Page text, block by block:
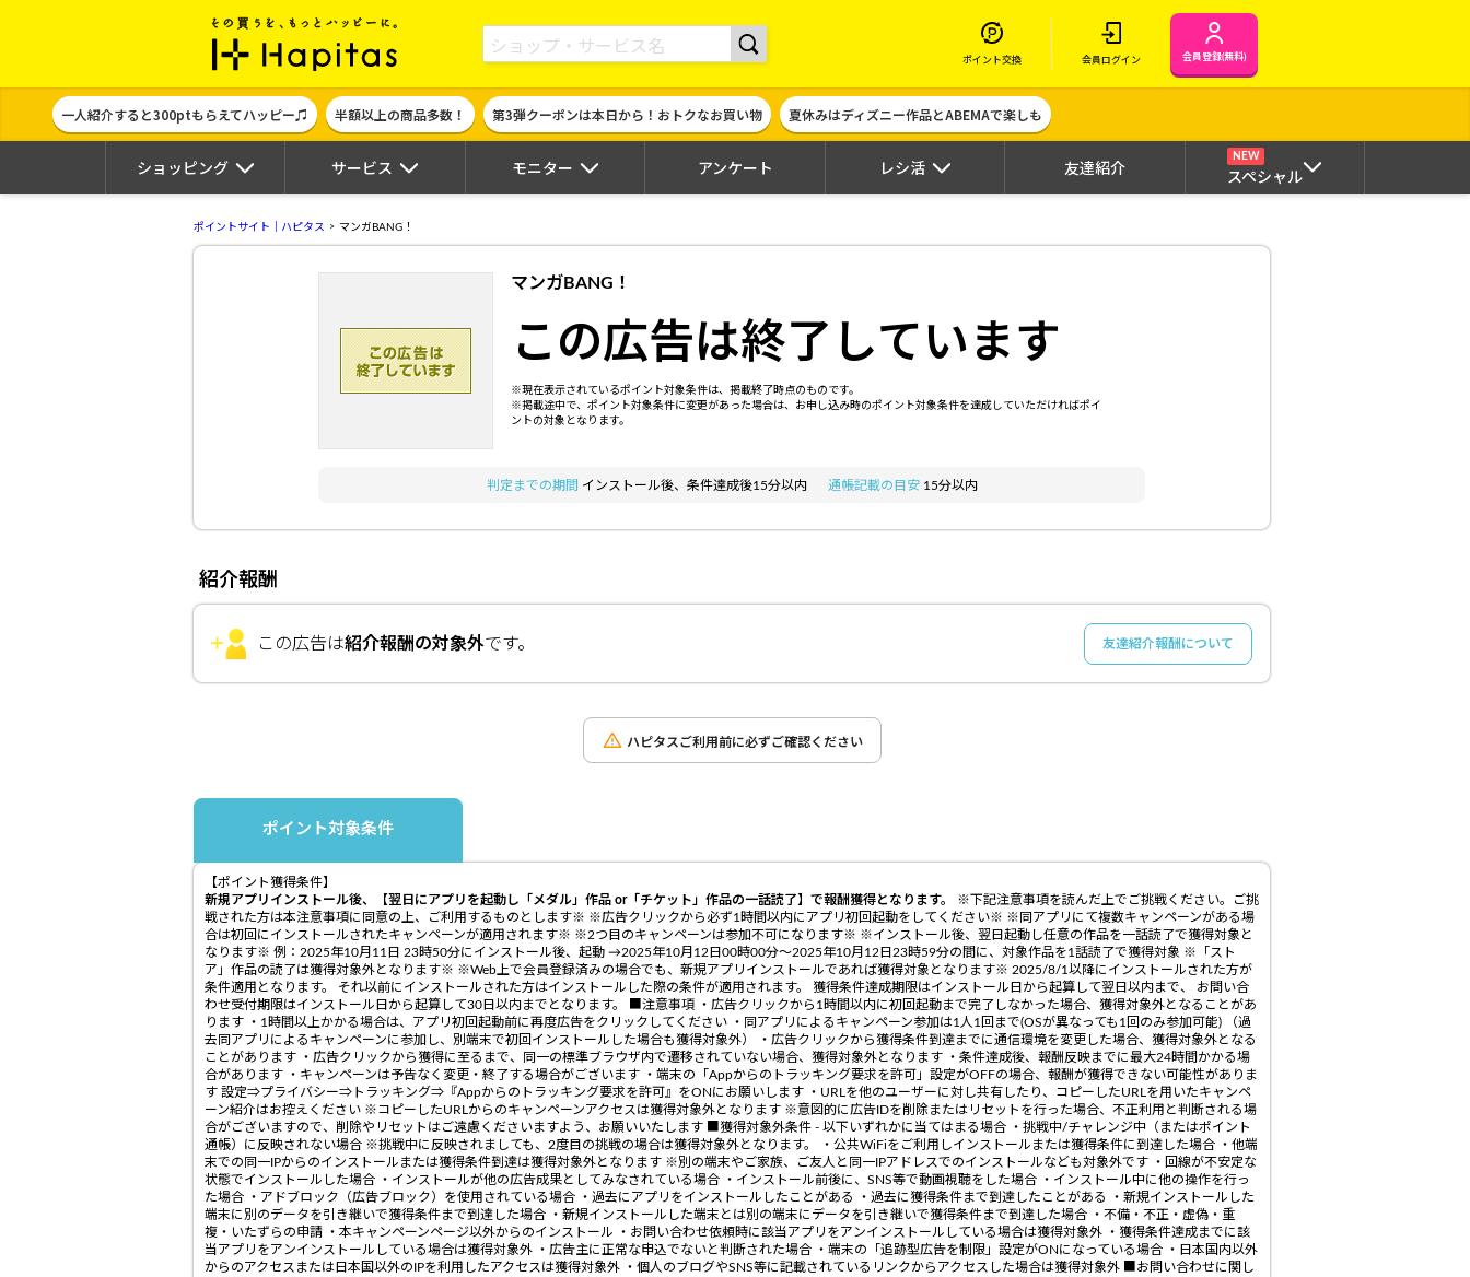
ポイント貯めて現金やギフト券に交換できるポイントサイト | ハピタス
ポイント交換 会員ログイン 会員登録(無料)
一人紹介すると300ptもらえてハッピー♫ 半額以上の商品多数！ 第3弾クーポンは本日から！おトクなお買い物 夏休みはディズニー作品とABEMAで楽しも
ショッピング サービス モニター アンケート レシ活 友達紹介
NEW
スペシャル
ポイントサイト｜ハピタス マンガBANG！
マンガBANG！
この広告は終了しています
※現在表示されているポイント対象条件は、掲載終了時点のものです。
※掲載途中で、ポイント対象条件に変更があった場合は、お申し込み時のポイント対象条件を達成していただければポイ
ントの対象となります。
判定までの期間 インストール後、条件達成後15分以内 通帳記載の目安 15分以内
紹介報酬
この広告は紹介報酬の対象外です。 友達紹介報酬について
ハピタスご利用前に必ずご確認ください
ポイント対象条件
【ポイント獲得条件】
新規アプリインストール後、【翌日にアプリを起動し「メダル」作品 or「チケット」作品の一話読了】で報酬獲得となります。
※下記注意事項を読んだ上でご挑戦ください。ご挑
戦された方は本注意事項に同意の上、ご利用するものとします※ ※広告クリックから必ず1時間以内にアプリ初回起動をしてください※ ※同アプリにて複数キャンペーンがある場
合は初回にインストールされたキャンペーンが適用されます※ ※2つ目のキャンペーンは参加不可になります※ ※インストール後、翌日起動し任意の作品を一話読了で獲得対象と
なります※ 例：2025年10月11日 23時50分にインストール後、起動 →2025年10月12日00時00分～2025年10月12日23時59分の間に、対象作品を1話読了で獲得対象 ※「スト
ア」作品の読了は獲得対象外となります※ ※Web上で会員登録済みの場合でも、新規アプリインストールであれば獲得対象となります※ 2025/8/1以降にインストールされた方が
条件適用となります。 それ以前にインストールされた方はインストールした際の条件が適用されます。 獲得条件達成期限はインストール日から起算して翌日以内まで、 お問い合
わせ受付期限はインストール日から起算して30日以内までとなります。 ■注意事項 ・広告クリックから1時間以内に初回起動まで完了しなかった場合、獲得対象外となることがあ
ります ・1時間以上かかる場合は、アプリ初回起動前に再度広告をクリックしてください ・同アプリによるキャンペーン参加は1人1回まで(OSが異なっても1回のみ参加可能) （過
去同アプリによるキャンペーンに参加し、別端末で初回インストールした場合も獲得対象外） ・広告クリックから獲得条件到達までに通信環境を変更した場合、獲得対象外となる
ことがあります ・広告クリックから獲得に至るまで、同一の標準ブラウザ内で遷移されていない場合、獲得対象外となります ・条件達成後、報酬反映までに最大24時間かかる場
合があります ・キャンペーンは予告なく変更・終了する場合がございます ・端末の「Appからのトラッキング要求を許可」設定がOFFの場合、報酬が獲得できない可能性がありま
す 設定⇒プライバシー⇒トラッキング⇒『Appからのトラッキング要求を許可』をONにお願いします ・URLを他のユーザーに対し共有したり、コピーしたURLを用いたキャンペ
ーン紹介はお控えください ※コピーしたURLからのキャンペーンアクセスは獲得対象外となります ※意図的に広告IDを削除またはリセットを行った場合、不正利用と判断される場
合がございますので、削除やリセットはご遠慮くださいますよう、お願いいたします ■獲得対象外条件 - 以下いずれかに当てはまる場合 ・挑戦中/チャレンジ中（またはポイント
通帳）に反映されない場合 ※挑戦中に反映されましても、2度目の挑戦の場合は獲得対象外となります。 ・公共WiFiをご利用しインストールまたは獲得条件に到達した場合 ・他端
末での同一IPからのインストールまたは獲得条件到達は獲得対象外となります ※別の端末やご家族、ご友人と同一IPアドレスでのインストールなども対象外です ・回線が不安定な
状態でインストールした場合 ・インストールが他の広告成果としてみなされている場合 ・インストール前後に、SNS等で動画視聴をした場合 ・インストール中に他の操作を行っ
た場合 ・アドブロック（広告ブロック）を使用されている場合 ・過去にアプリをインストールしたことがある ・過去に獲得条件まで到達したことがある ・新規インストールした
端末に別のデータを引き継いで獲得条件まで到達した場合 ・新規インストールした端末とは別の端末にデータを引き継いで獲得条件まで到達した場合 ・不備・不正・虚偽・重
複・いたずらの申請 ・本キャンペーンページ以外からのインストール ・お問い合わせ依頼時に該当アプリをアンインストールしている場合は獲得対象外 ・獲得条件達成までに該
当アプリをアンインストールしている場合は獲得対象外 ・広告主に正常な申込でないと判断された場合 ・端末の「追跡型広告を制限」設定がONになっている場合 ・日本国内以外
からのアクセスまたは日本国以外のIPを利用したアクセスは獲得対象外 ・個人のブログやSNS等に記載されているリンクからアクセスした場合は獲得対象外 ■お問い合わせに関し